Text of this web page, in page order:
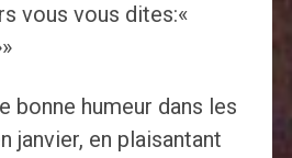
vous vous dites:«
bonne humeur dans les
janvier, en plaisantant